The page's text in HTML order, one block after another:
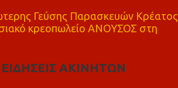
Γεύσης Παρασκευών Κρέατος
κρεοπωλείο ΑΝΟΥΣΟΣ στη
ΕΙΔΗΣΕΙΣ ΑΚΙΝΗΤΩΝ